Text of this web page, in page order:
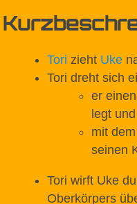
Tori zieht Uke
Tori dreht sich
er
legt und
mit
seinen
Tori wirft Uke
Oberkörpers